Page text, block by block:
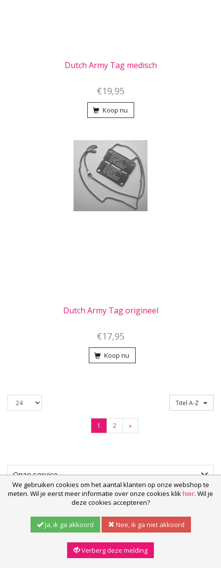
Dutch Army Tag medisch
€19,95
Koop nu
Dutch Army Tag origineel
€17,95
Koop nu
per
Sorteren op
1 2 »(Volgende)
Onze service
Contact
We gebruiken cookies om het aantal klanten op onze webshop te
meten. Wil je eerst meer informatie over onze cookies klikhier. Wil je
deze cookies accepteren?
Ja, ik ga akkoord Nee, ik ga niet akkoord
Verberg deze melding